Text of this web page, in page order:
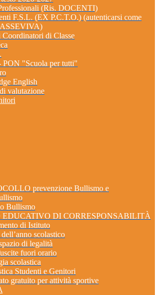
(Ris. DOCENTI)
F.S.L. (EX P.C.T.O.) (autenticarsi come
Coordinatori di Classe
PON "Scuola per tutti"
English
valutazione
prevenzione Bullismo e
Bullismo
EDUCATIVO DI CORRESPONSABILITÀ
di Istituto
scolastico
di legalità
fuori orario
scolastica
Studenti e Genitori
gratuito per attività sportive